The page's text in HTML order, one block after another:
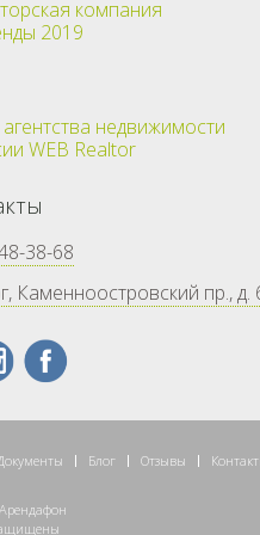
компания
2019
недвижимости
WEB Realtor
38-68
Каменноостровский пр., д.
Блог Отзывы